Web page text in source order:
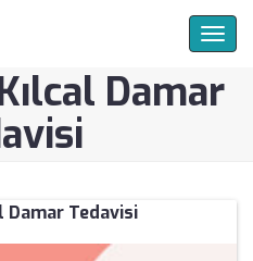
Damar
Damar Tedavisi